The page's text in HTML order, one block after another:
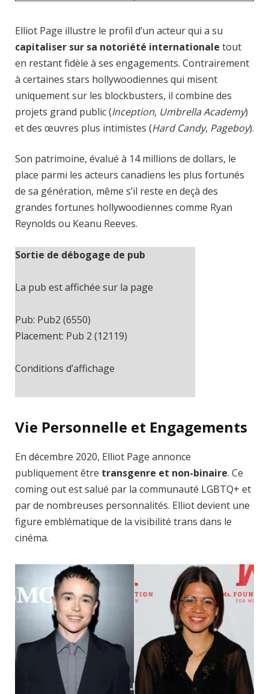
Elliot Page illustre le profil d’un acteur qui a su
capitaliser sur sa notoriété internationale tout
en restant fidèle à ses engagements. Contrairement
à certaines stars hollywoodiennes qui misent
uniquement sur les blockbusters, il combine des
projets grand public (Inception, Umbrella Academy)
et des œuvres plus intimistes (Hard Candy, Pageboy).
Son patrimoine, évalué à 14 millions de dollars, le
place parmi les acteurs canadiens les plus fortunés
de sa génération, même s’il reste en deçà des
grandes fortunes hollywoodiennes comme Ryan
Reynolds ou Keanu Reeves.
Sortie de débogage de pub
La pub est affichée sur la page
Pub: Pub2 (6550)
Placement: Pub 2 (12119)
Conditions d’affichage
Cache-busting:ajax
busting
Trouvez des solutions dans le manuel
Vie Personnelle et Engagements
En décembre 2020, Elliot Page annonce
publiquement être transgenre et non-binaire. Ce
coming out est salué par la communauté LGBTQ+ et
par de nombreuses personnalités. Elliot devient une
figure emblématique de la visibilité trans dans le
cinéma.